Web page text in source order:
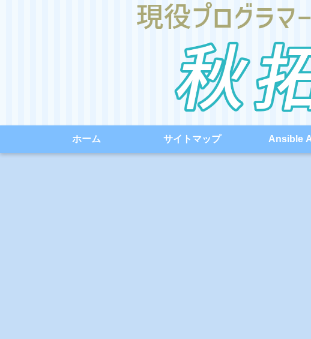
ホーム サイトマップ Ansible